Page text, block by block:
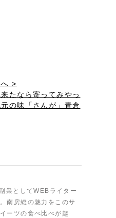
>
たなら寄ってみやっ
元の味「さんが」青倉
業としてWEBライター
南房総の魅力をこのサ
ーツの食べ比べが趣